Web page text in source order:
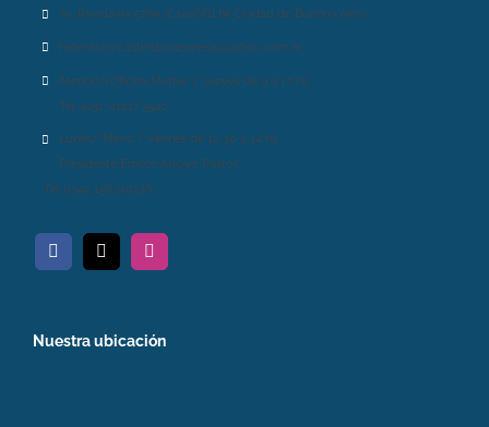
Av. Rivadavia 5764 (C1406GLN) Ciudad de Buenos Aires.
federacioncastellanoleonesa@yahoo.com.ar
Atención Oficina Martes y Jueves de 9 a 17 hs.
Tel 4431-4121/3540.
Lunes/ Mierc / Viernes de 10.30 a 14 hs.
Presidente Emilce Arroyo Pastor:
Tel 0342 156310138.
Nuestra ubicación